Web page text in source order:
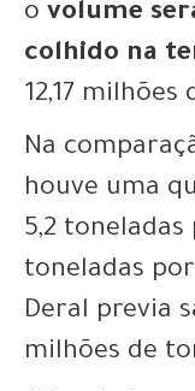
o volume
colhido na
12,17 milhões
Na
houve uma
5,2
toneladas
Deral previa
milhões de